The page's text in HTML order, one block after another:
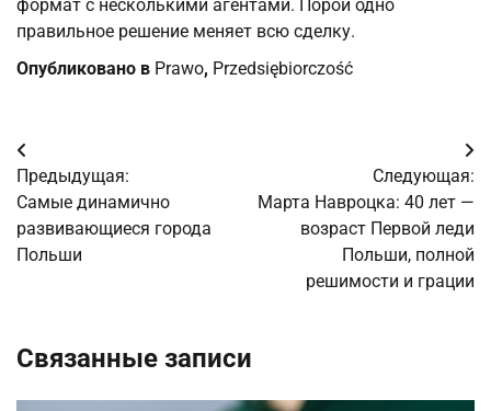
формат с несколькими агентами. Порой одно
правильное решение меняет всю сделку.
Опубликовано в Prawo, Przedsiębiorczość
Навигация
по
записям
Предыдущая:
Самые динамично
развивающиеся города
Польши
Следующая:
Марта Навроцка: 40 лет —
возраст Первой леди
Польши, полной
решимости и грации
Связанные записи